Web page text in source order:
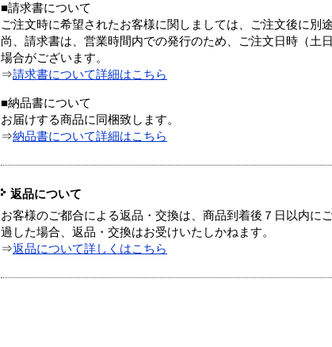
■請求書について
ご注文時に希望されたお客様に関しましては、ご注文後に別
尚、請求書は、営業時間内での発行のため、ご注文日時（土
場合がございます。
⇒請求書について詳細はこちら
■納品書について
お届けする商品に同梱致します。
⇒納品書について詳細はこちら
返品について
お客様のご都合による返品・交換は、商品到着後７日以内に
過した場合、返品・交換はお受けいたしかねます。
⇒返品について詳しくはこちら